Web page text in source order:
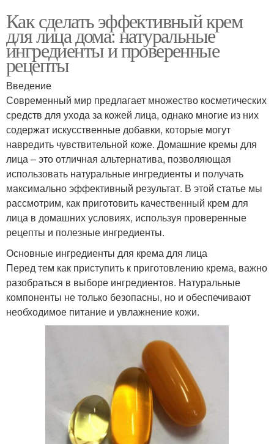
Как сделать эффективный крем
для лица дома: натуральные
ингредиенты и проверенные
рецепты
Введение
Современный мир предлагает множество косметических
средств для ухода за кожей лица, однако многие из них
содержат искусственные добавки, которые могут
навредить чувствительной коже. Домашние кремы для
лица – это отличная альтернатива, позволяющая
использовать натуральные ингредиенты и получать
максимально эффективный результат. В этой статье мы
рассмотрим, как приготовить качественный крем для
лица в домашних условиях, используя проверенные
рецепты и полезные ингредиенты.
Основные ингредиенты для крема для лица
Перед тем как приступить к приготовлению крема, важно
разобраться в выборе ингредиентов. Натуральные
компоненты не только безопасны, но и обеспечивают
необходимое питание и увлажнение кожи.